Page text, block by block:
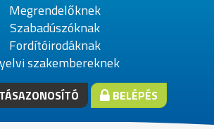
Megrendelőknek
Szabadúszóknak
Fordítóirodáknak
szakembereknek
BELÉPÉS